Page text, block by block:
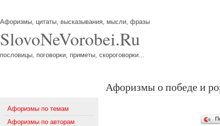
Афоризмы, цитаты, высказывания, мысли, фразы
SlovoNeVorobei.Ru
пословицы, поговорки, приметы, скороговорки...
Афоризмы по темам
Афоризмы по авторам
Афоризмы о победе и